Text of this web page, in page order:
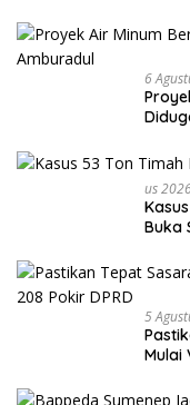
6
Us
Buka
5
Mulai